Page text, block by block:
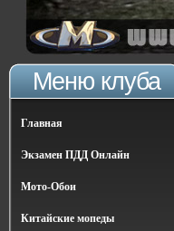
Меню клуба
Главная
Экзамен ПДД Онлайн
Мото-Обои
Китайские мопеды